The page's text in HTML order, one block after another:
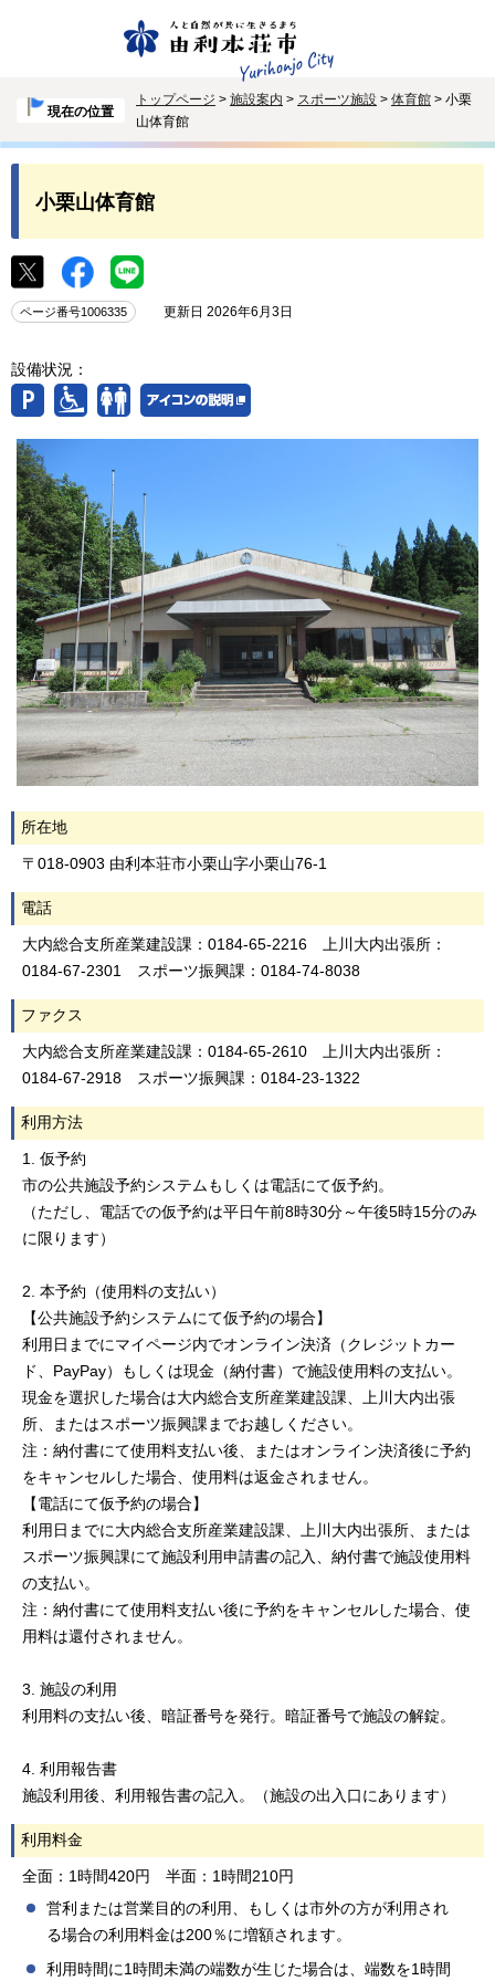
現在の位置
トップページ > 施設案内 > スポーツ施設 > 体育館 > 小栗
山体育館
小栗山体育館
ページ番号1006335 更新日 2026年6月3日
設備状況：
所在地
〒018-0903 由利本荘市小栗山字小栗山76-1
電話
大内総合支所産業建設課：0184-65-2216 上川大内出張所：
0184-67-2301 スポーツ振興課：0184-74-8038
ファクス
大内総合支所産業建設課：0184-65-2610 上川大内出張所：
0184-67-2918 スポーツ振興課：0184-23-1322
利用方法
1. 仮予約
市の公共施設予約システムもしくは電話にて仮予約。
（ただし、電話での仮予約は平日午前8時30分～午後5時15分のみ
に限ります）
2. 本予約（使用料の支払い）
【公共施設予約システムにて仮予約の場合】
利用日までにマイページ内でオンライン決済（クレジットカー
ド、PayPay）もしくは現金（納付書）で施設使用料の支払い。
現金を選択した場合は大内総合支所産業建設課、上川大内出張
所、またはスポーツ振興課までお越しください。
注：納付書にて使用料支払い後、またはオンライン決済後に予約
をキャンセルした場合、使用料は返金されません。
【電話にて仮予約の場合】
利用日までに大内総合支所産業建設課、上川大内出張所、または
スポーツ振興課にて施設利用申請書の記入、納付書で施設使用料
の支払い。
注：納付書にて使用料支払い後に予約をキャンセルした場合、使
用料は還付されません。
3. 施設の利用
利用料の支払い後、暗証番号を発行。暗証番号で施設の解錠。
4. 利用報告書
施設利用後、利用報告書の記入。（施設の出入口にあります）
利用料金
全面：1時間420円 半面：1時間210円
営利または営業目的の利用、もしくは市外の方が利用され
る場合の利用料金は200％に増額されます。
利用時間に1時間未満の端数が生じた場合は、端数を1時間